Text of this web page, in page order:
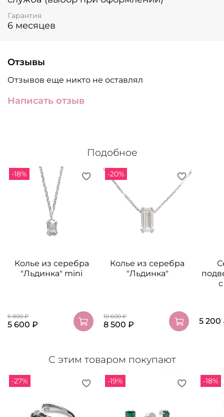
Гарантия
6 месяцев
Отзывы
Отзывов еще никто не оставлял
Написать отзыв
Подобное
-18%
Колье из серебра
"Льдинка" mini
6 800 ₽
5 600 ₽
-20%
Колье из серебра
"Льдинка"
10 600 ₽
8 500 ₽ 5 200
С этим товаром покупают
-27% -19% -18%